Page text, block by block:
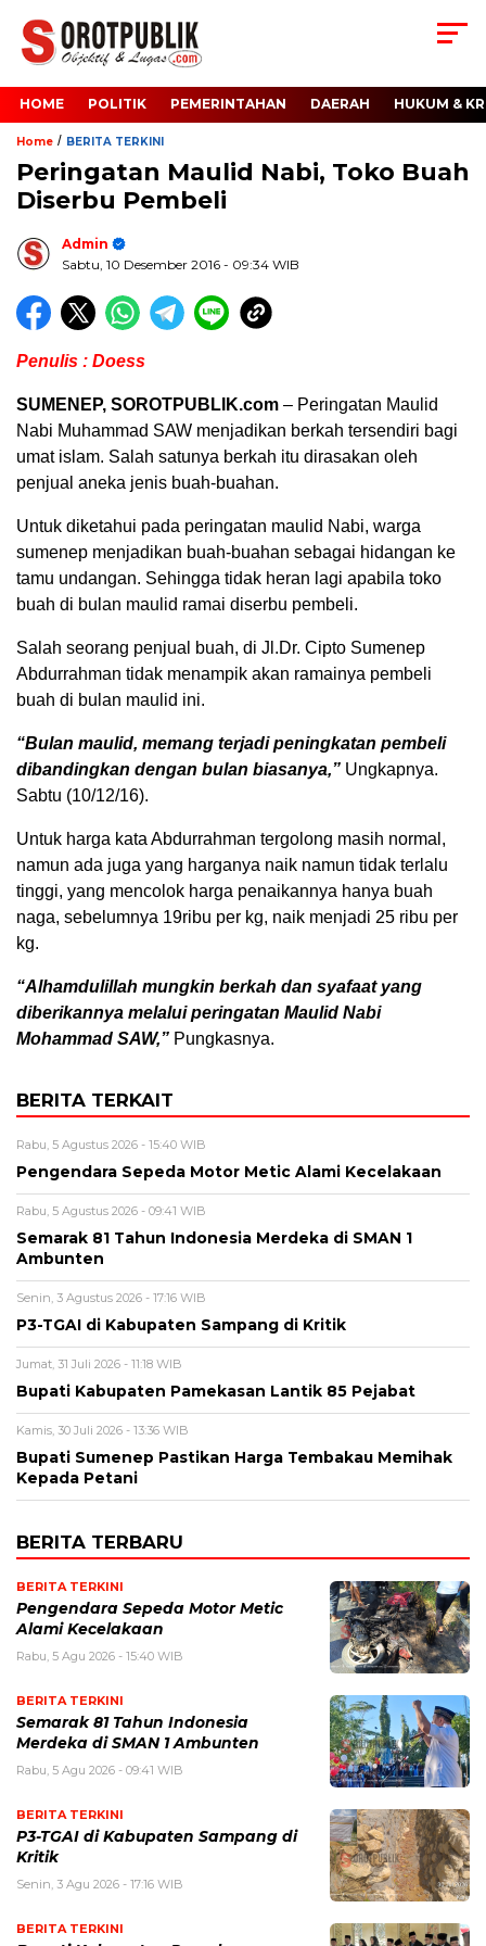
HOME POLITIK PEMERINTAHAN DAERAH HUKUM &
Home / BERITA TERKINI
Peringatan Maulid Nabi, Toko Buah
Diserbu Pembeli
Admin
Sabtu, 10 Desember 2016 - 09:34 WIB
Penulis : Doess
SUMENEP, SOROTPUBLIK.com – Peringatan Maulid
Nabi Muhammad SAW menjadikan berkah tersendiri bagi
umat islam. Salah satunya berkah itu dirasakan oleh
penjual aneka jenis buah-buahan.
Untuk diketahui pada peringatan maulid Nabi, warga
sumenep menjadikan buah-buahan sebagai hidangan ke
tamu undangan. Sehingga tidak heran lagi apabila toko
buah di bulan maulid ramai diserbu pembeli.
Salah seorang penjual buah, di Jl.Dr. Cipto Sumenep
Abdurrahman tidak menampik akan ramainya pembeli
buah di bulan maulid ini.
“Bulan maulid, memang terjadi peningkatan pembeli
dibandingkan dengan bulan biasanya,” Ungkapnya.
Sabtu (10/12/16).
Untuk harga kata Abdurrahman tergolong masih normal,
namun ada juga yang harganya naik namun tidak terlalu
tinggi, yang mencolok harga penaikannya hanya buah
naga, sebelumnya 19ribu per kg, naik menjadi 25 ribu per
kg.
“Alhamdulillah mungkin berkah dan syafaat yang
diberikannya melalui peringatan Maulid Nabi
Mohammad SAW,” Pungkasnya.
BERITA TERKAIT
Rabu, 5 Agustus 2026 - 15:40 WIB
Pengendara Sepeda Motor Metic Alami Kecelakaan
Rabu, 5 Agustus 2026 - 09:41 WIB
Semarak 81 Tahun Indonesia Merdeka di SMAN 1
Ambunten
Senin, 3 Agustus 2026 - 17:16 WIB
P3-TGAI di Kabupaten Sampang di Kritik
Jumat, 31 Juli 2026 - 11:18 WIB
Bupati Kabupaten Pamekasan Lantik 85 Pejabat
Kamis, 30 Juli 2026 - 13:36 WIB
Bupati Sumenep Pastikan Harga Tembakau Memihak
Kepada Petani
BERITA TERBARU
BERITA TERKINI
Pengendara Sepeda Motor Metic
Alami Kecelakaan
Rabu, 5 Agu 2026 - 15:40 WIB
BERITA TERKINI
Semarak 81 Tahun Indonesia
Merdeka di SMAN 1 Ambunten
Rabu, 5 Agu 2026 - 09:41 WIB
BERITA TERKINI
P3-TGAI di Kabupaten Sampang di
Kritik
Senin, 3 Agu 2026 - 17:16 WIB
BERITA TERKINI